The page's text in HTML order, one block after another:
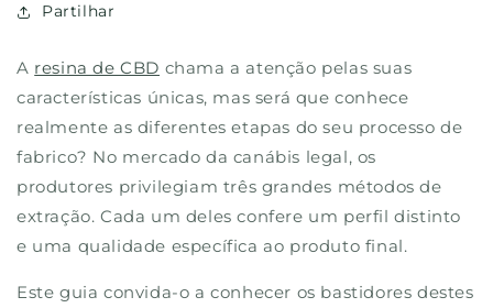
Partilhar
A resina de CBD chama a atenção pelas suas
características únicas, mas será que conhece
realmente as diferentes etapas do seu processo de
fabrico? No mercado da canábis legal, os
produtores privilegiam três grandes métodos de
extração. Cada um deles confere um perfil distinto
e uma qualidade específica ao produto final.
Este guia convida-o a conhecer os bastidores destes